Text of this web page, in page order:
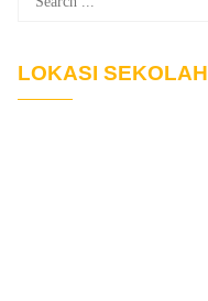
LOKASI SEKOLAH